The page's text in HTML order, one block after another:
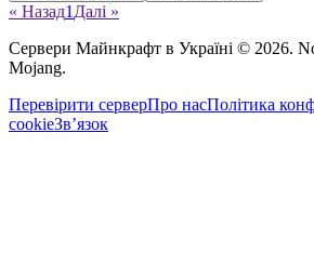
« Назад1 Далі »
Сервери Майнкрафт в Україні © 2026.
Mojang.
Перевірити серверПро насПолітика
cookieЗвʼязок